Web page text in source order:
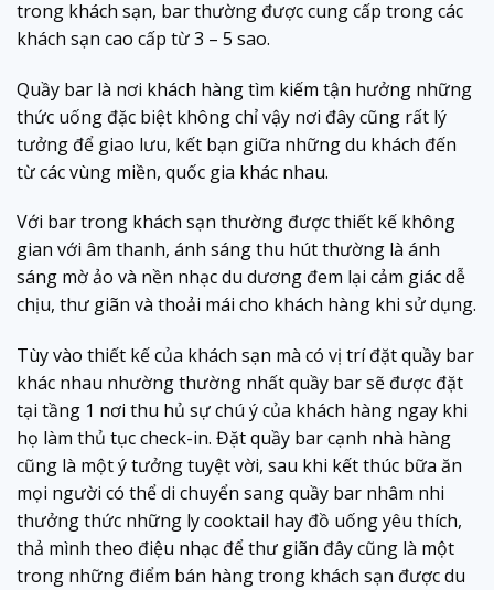
trong khách sạn, bar thường được cung cấp trong các
khách sạn cao cấp từ 3 – 5 sao.
Quầy bar là nơi khách hàng tìm kiếm tận hưởng những
thức uống đặc biệt không chỉ vậy nơi đây cũng rất lý
tưởng để giao lưu, kết bạn giữa những du khách đến
từ các vùng miền, quốc gia khác nhau.
Với bar trong khách sạn thường được thiết kế không
gian với âm thanh, ánh sáng thu hút thường là ánh
sáng mờ ảo và nền nhạc du dương đem lại cảm giác dễ
chịu, thư giãn và thoải mái cho khách hàng khi sử dụng.
Tùy vào thiết kế của khách sạn mà có vị trí đặt quầy bar
khác nhau nhường thường nhất quầy bar sẽ được đặt
tại tầng 1 nơi thu hủ sự chú ý của khách hàng ngay khi
họ làm thủ tục check-in. Đặt quầy bar cạnh nhà hàng
cũng là một ý tưởng tuyệt vời, sau khi kết thúc bữa ăn
mọi người có thể di chuyển sang quầy bar nhâm nhi
thưởng thức những ly cooktail hay đồ uống yêu thích,
thả mình theo điệu nhạc để thư giãn đây cũng là một
trong những điểm bán hàng trong khách sạn được du